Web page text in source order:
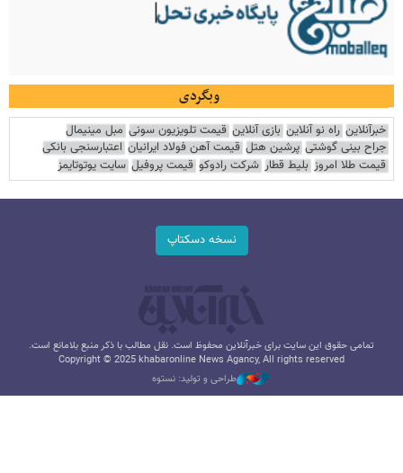
وبگردی
خبرآنلاین راه نو آنلاین بازی آنلاین قیمت تلویزیون سونی مبل مینیمال
جراح بینی گوشتی پرشین هتل قیمت آهن فولاد ایرانیان اعتبارسنجی بانکی
قیمت طلا امروز بلیط قطار شرکت رادوکو قیمت پروفیل سایت یوتوتایمز
نسخه دسکتاپ
تمامی حقوق این سایت برای خبرآنلاین محفوظ است. نقل مطالب با ذکر منبع بلامانع است.
Copyright © 2025 khabaronline News Agancy, All rights reserved
طراحی و تولید: نستوه